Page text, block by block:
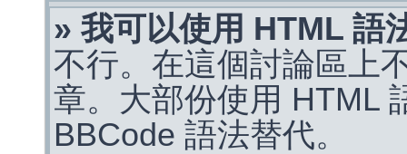
» 我可以使用 HTML 語
不行。在這個討論區上
章。大部份使用 HTML
BBCode 語法替代。